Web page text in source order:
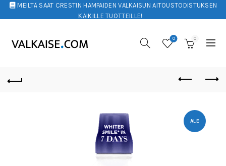
MEILTÄ SAAT CRESTIN HAMPAIDEN VALKAISUN AITOUSTODISTUKSEN
KAIKILLE TUOTTEILLE!
0 0
ALE